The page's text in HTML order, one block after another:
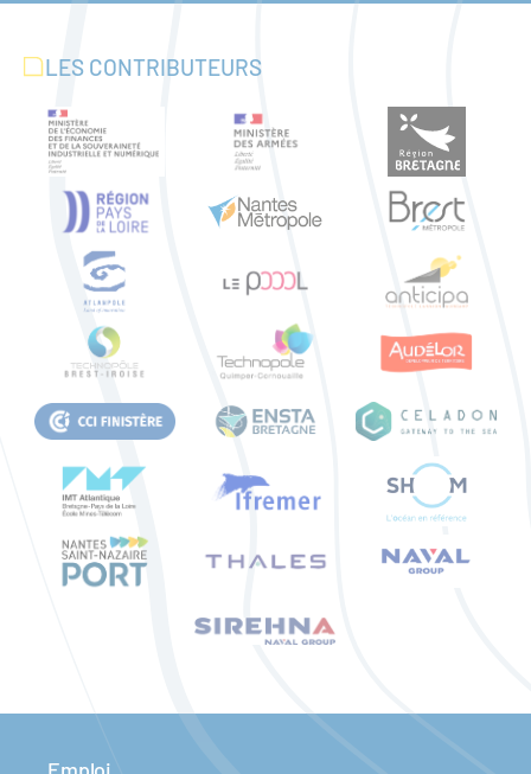
LES CONTRIBUTEURS